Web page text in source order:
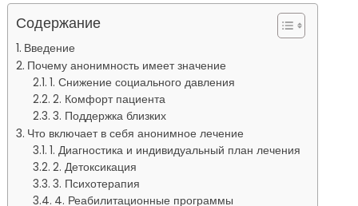
Содержание
Введение
Почему анонимность имеет значение
1. Снижение социального давления
2. Комфорт пациента
3. Поддержка близких
Что включает в себя анонимное лечение
1. Диагностика и индивидуальный план лечения
2. Детоксикация
3. Психотерапия
4. Реабилитационные программы